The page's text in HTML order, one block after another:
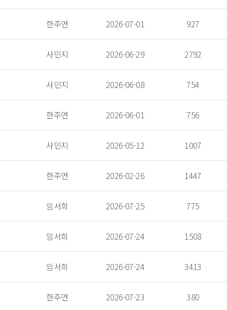
한주연 2026-07-01 927
사민지 2026-06-29 2792
사민지 2026-06-08 754
한주연 2026-06-01 756
사민지 2026-05-12 1007
한주연 2026-02-26 1447
임서희 2026-07-25 775
임서희 2026-07-24 1508
임서희 2026-07-24 3413
한주연 2026-07-23 380